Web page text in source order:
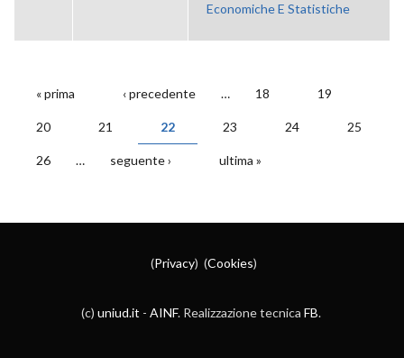
Economiche E Statistiche
PAGINE
« prima ‹ precedente … 18 19
20 21 22 23 24 25
26 … seguente › ultima »
(Privacy) (Cookies)
(c) uniud.it - AINF. Realizzazione tecnica FB.